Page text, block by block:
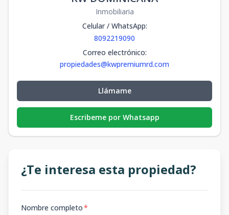
Inmobiliaria
Celular / WhatsApp:
8092219090
Correo electrónico:
propiedades@kwpremiumrd.com
Llámame
Escribeme por Whatsapp
¿Te interesa esta propiedad?
Nombre completo*